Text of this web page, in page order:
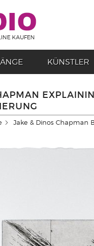
KAUFEN
KÜNSTLER
Jake & Dinos Chapman